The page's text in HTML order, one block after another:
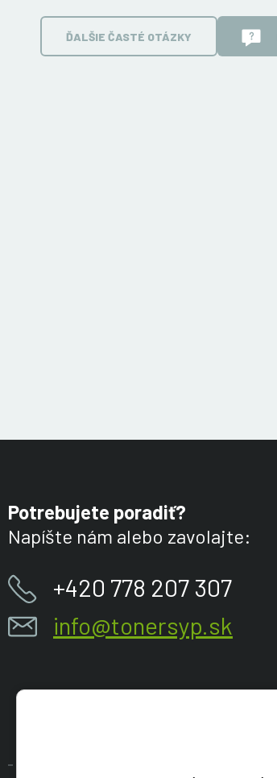
ĎALŠIE ČASTÉ OTÁZKY
Potrebujete poradiť?
Napíšte nám alebo zavolajte:
+420 778 207 307
info@tonersyp.sk